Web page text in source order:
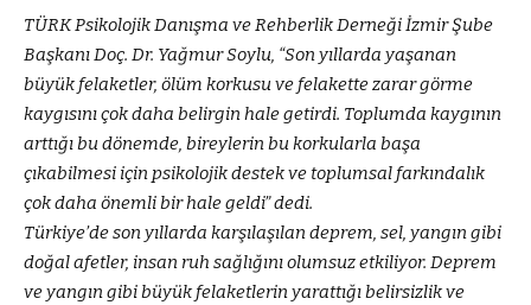
TÜRK Psikolojik Danışma ve Rehberlik Derneği İzmir Şube
Başkanı Doç. Dr. Yağmur Soylu, “Son yıllarda yaşanan
büyük felaketler, ölüm korkusu ve felakette zarar görme
kaygısını çok daha belirgin hale getirdi. Toplumda kaygının
arttığı bu dönemde, bireylerin bu korkularla başa
çıkabilmesi için psikolojik destek ve toplumsal farkındalık
çok daha önemli bir hale geldi” dedi.
Türkiye’de son yıllarda karşılaşılan deprem, sel, yangın gibi
doğal afetler, insan ruh sağlığını olumsuz etkiliyor. Deprem
ve yangın gibi büyük felaketlerin yarattığı belirsizlik ve